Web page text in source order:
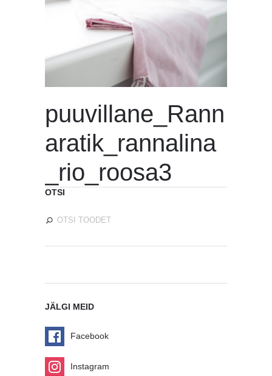
puuvillane_Rann
aratik_rannalina
_rio_roosa3
OTSI
JÄLGI MEID
Facebook
Instagram